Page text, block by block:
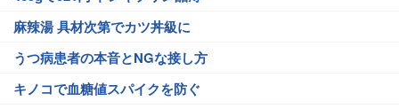
麻辣湯 具材次第でカツ丼級に
うつ病患者の本音とNGな接し方
キノコで血糖値スパイクを防ぐ